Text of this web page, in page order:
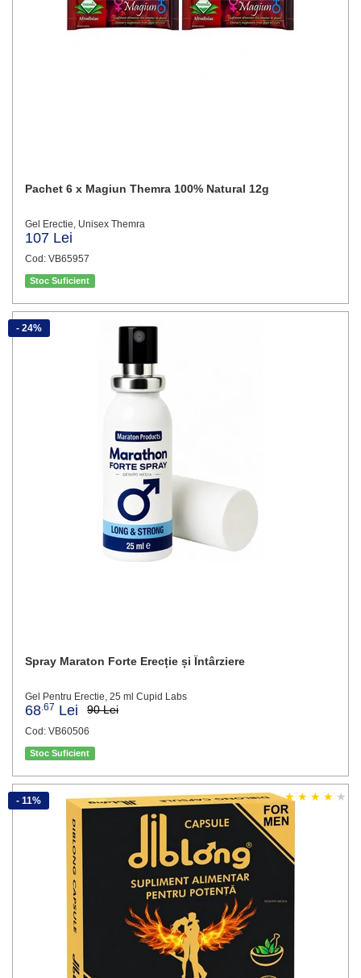
Pachet 6 x Magiun Themra 100% Natural 12g
Gel Erectie, Unisex Themra
107 Lei
Cod: VB65957
Stoc Suficient
Spray Maraton Forte Erecție și Întârziere
Gel Pentru Erectie, 25 ml Cupid Labs
68 .67 Lei 90 Lei
Cod: VB60506
Stoc Suficient
- 24%
- 11%